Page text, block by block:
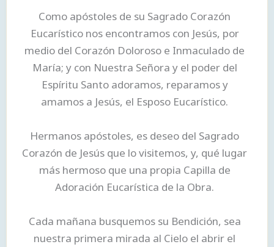
Como apóstoles de su Sagrado Corazón
Eucarístico nos encontramos con Jesús, por
medio del Corazón Doloroso e Inmaculado de
María; y con Nuestra Señora y el poder del
Espíritu Santo adoramos, reparamos y
amamos a Jesús, el Esposo Eucarístico.
Hermanos apóstoles, es deseo del Sagrado
Corazón de Jesús que lo visitemos, y, qué lugar
más hermoso que una propia Capilla de
Adoración Eucarística de la Obra.
Cada mañana busquemos su Bendición, sea
nuestra primera mirada al Cielo el abrir el